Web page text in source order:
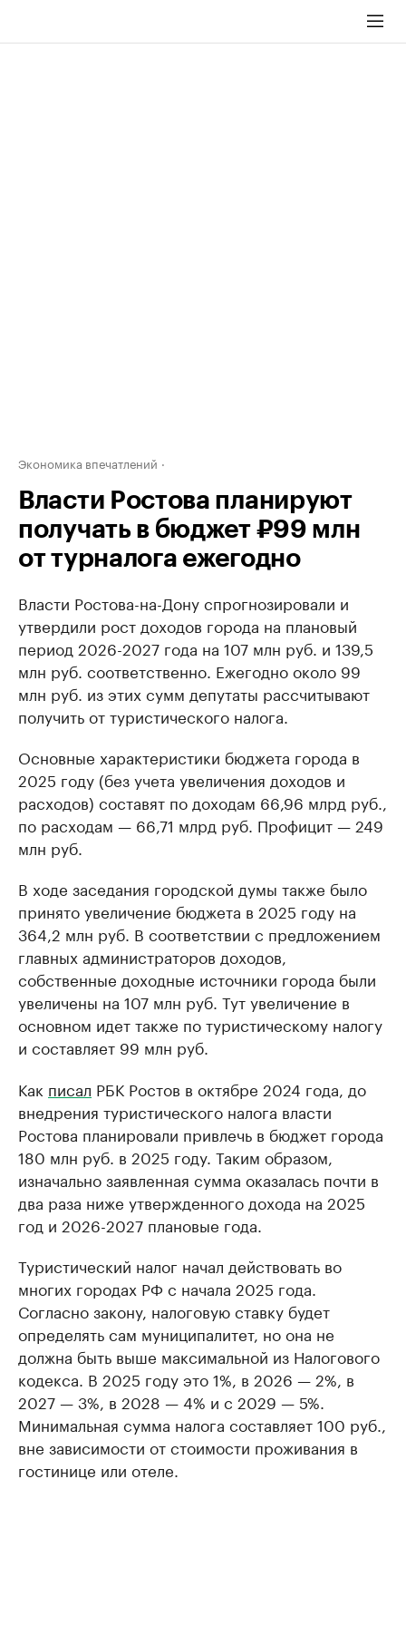
Экономика впечатлений
Власти Ростова планируют
получать в бюджет ₽99 млн
от турналога ежегодно
Власти Ростова-на-Дону спрогнозировали и
утвердили рост доходов города на плановый
период 2026-2027 года на 107 млн руб. и 139,5
млн руб. соответственно. Ежегодно около 99
млн руб. из этих сумм депутаты рассчитывают
получить от туристического налога.
Основные характеристики бюджета города в
2025 году (без учета увеличения доходов и
расходов) составят по доходам 66,96 млрд руб.,
по расходам — 66,71 млрд руб. Профицит — 249
млн руб.
В ходе заседания городской думы также было
принято увеличение бюджета в 2025 году на
364,2 млн руб. В соответствии с предложением
главных администраторов доходов,
собственные доходные источники города были
увеличены на 107 млн руб. Тут увеличение в
основном идет также по туристическому налогу
и составляет 99 млн руб.
Как писал РБК Ростов в октябре 2024 года, до
внедрения туристического налога власти
Ростова планировали привлечь в бюджет города
180 млн руб. в 2025 году. Таким образом,
изначально заявленная сумма оказалась почти в
два раза ниже утвержденного дохода на 2025
год и 2026-2027 плановые года.
Туристический налог начал действовать во
многих городах РФ с начала 2025 года.
Согласно закону, налоговую ставку будет
определять сам муниципалитет, но она не
должна быть выше максимальной из Налогового
кодекса. В 2025 году это 1%, в 2026 — 2%, в
2027 — 3%, в 2028 — 4% и с 2029 — 5%.
Минимальная сумма налога составляет 100 руб.,
вне зависимости от стоимости проживания в
гостинице или отеле.